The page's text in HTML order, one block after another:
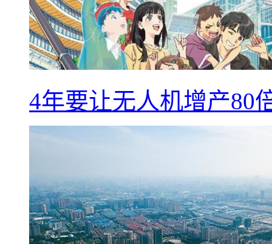
4年要让无人机增产80